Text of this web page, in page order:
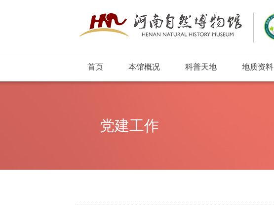
首页 本馆概况 科普天地 地质资料
党建工作